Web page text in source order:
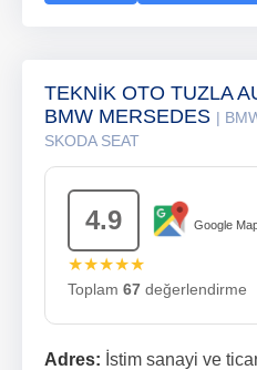
TEKNİK OTO TUZLA
BMW MERSEDES |
SKODA SEAT
4.9 Google
★★★★★
Toplam 67 değerlendirme
Adres: İstim sanayi ve